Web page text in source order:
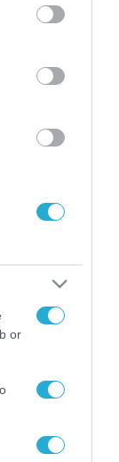
may click to
tags to
Google
or